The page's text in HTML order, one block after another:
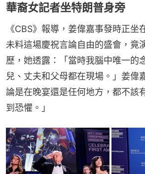
華裔女記者坐特朗普身旁
《CBS》報導，姜偉嘉事發時正坐
未料這場慶祝言論自由的盛會，竟
歷，她透露：「當時我腦中唯一的
兒、丈夫和父母都在現場。」姜偉
論是在晚宴還是任何地方，都不該
到恐懼。」